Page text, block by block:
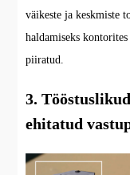
väikeste ja keskmiste
haldamiseks
piiratud.
3.
ehitatud